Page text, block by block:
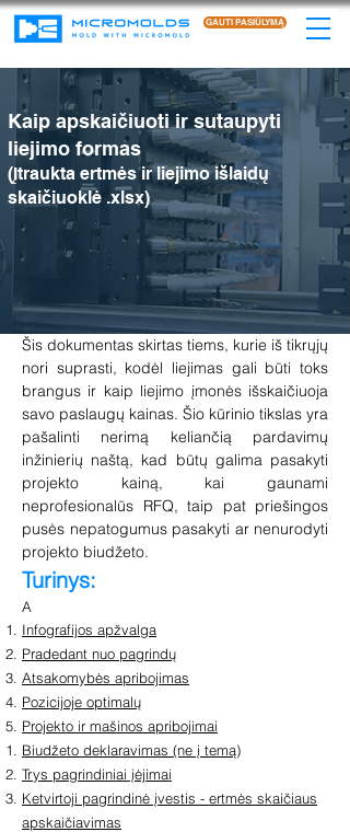
GAUTI PASIŪLYMĄ
Kaip apskaičiuoti ir sutaupyti
liejimo formas
(Įtraukta ertmės ir liejimo išlaidų
skaičiuoklė .xlsx)
Šis dokumentas skirtas tiems, kurie iš tikrųjų
nori suprasti, kodėl liejimas gali būti toks
brangus ir kaip liejimo įmonės išskaičiuoja
savo paslaugų kainas. Šio kūrinio tikslas yra
pašalinti nerimą keliančią pardavimų
inžinierių naštą, kad būtų galima pasakyti
projekto kainą, kai gaunami
neprofesionalūs RFQ, taip pat priešingos
pusės nepatogumus pasakyti ar nenurodyti
projekto biudžeto.
Turinys:
A
Infografijos apžvalga
Pradedant nuo pagrindų
Atsakomybės apribojimas
Pozicijoje optimalų
Projekto ir mašinos apribojimai
Biudžeto deklaravimas (ne į temą)
Trys pagrindiniai įėjimai
Ketvirtoji pagrindinė įvestis - ertmės skaičiaus
apskaičiavimas